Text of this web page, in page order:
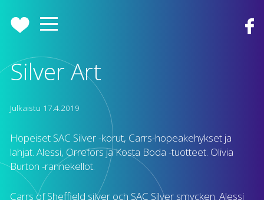
Silver Art
Julkaistu 17.4.2019
Hopeiset SAC Silver -korut, Carrs-hopeakehykset ja
lahjat. Alessi, Orrefors ja Kosta Boda -tuotteet. Olivia
Burton -rannekellot.
Carrs of Sheffield silver och SAC Silver smycken. Alessi